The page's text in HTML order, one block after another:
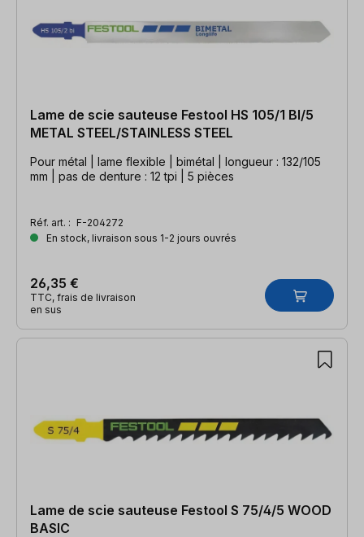
Lame de scie sauteuse Festool HS 105/1 BI/5
METAL STEEL/STAINLESS STEEL
Pour métal | lame flexible | bimétal | longueur : 132/105
mm | pas de denture : 12 tpi | 5 pièces
Réf. art. : F-204272
En stock, livraison sous 1-2 jours ouvrés
26,35 €
TTC, frais de livraison
en sus
Lame de scie sauteuse Festool S 75/4/5 WOOD
BASIC